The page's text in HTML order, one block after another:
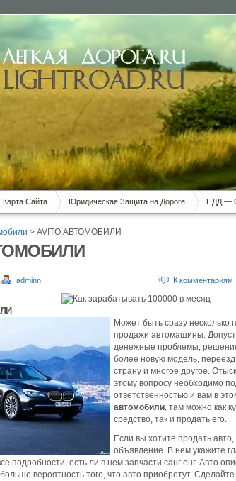
Карта Сайта Юридическая Защита на Дороге ПДД —
> AVITO АВТОМОБИЛИ
adminn К комментариям
Может быть сразу несколько
продажи автомашины.
денежные проблемы,
более новую модель,
страну и многое другое.
этому вопросу необходимо
ответственностью и вам в
автомобили, там можно как
средство, так и продать его.
Если вы хотите продать
объявление. В нем укажите
подробности, есть ли в нем запчасти санг енг. Авто
вероятность того, что авто приобретут.